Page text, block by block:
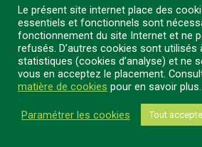
Le présent site internet place des
essentiels et fonctionnels sont
fonctionnement du site Internet et ne
refusés. D’autres cookies sont utilisés
statistiques (cookies d’analyse) et ne
vous en acceptez le placement.
matière de cookies pour en savoir plus.
Paramétrer les cookies Tout